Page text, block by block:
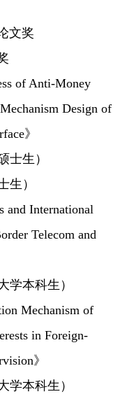
文奖
of Anti-Money
Design of
》
生）
）
International
Telecom and
本科生）
Mechanism of
in Foreign-
》
本科生）